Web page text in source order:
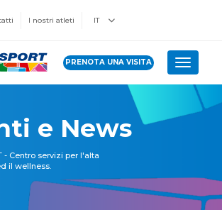
I nostri atleti IT
PRENOTA UNA VISITA Toggle
e News
- Centro servizi per l'alta
il wellness.